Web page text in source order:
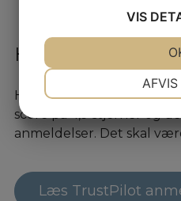
Hvad skriver
Hos os kan du trygt
score på 4,9 stjerner og
anmeldelser. Det skal
Læs TrustPilot
VIS
MARKETING